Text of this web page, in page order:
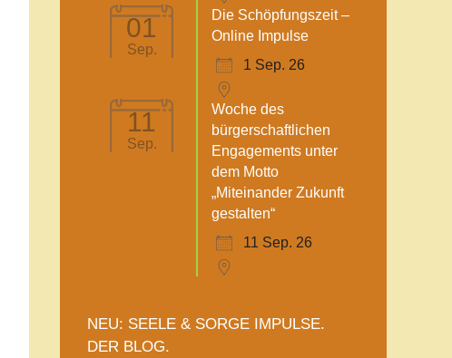
01
Sep.
Die Schöpfungszeit –
Online Impulse
1 Sep. 26
11
Sep.
Woche des
bürgerschaftlichen
Engagements unter
dem Motto
„Miteinander Zukunft
gestalten“
11 Sep. 26
NEU: SEELE & SORGE IMPULSE.
DER BLOG.